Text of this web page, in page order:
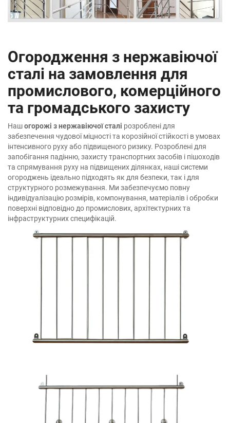
Огородження з нержавіючої
сталі на замовлення для
промислового, комерційного
та громадського захисту
Нашогорожі з нержавіючої сталі розроблені для
забезпечення чудової міцності та корозійної стійкості в умовах
інтенсивного руху або підвищеного ризику. Розроблені для
запобігання падінню, захисту транспортних засобів і пішоходів
та спрямування руху на підвищених ділянках, наші системи
огороджень ідеально підходять як для безпеки, так і для
структурного розмежування. Ми забезпечуємо повну
індивідуалізацію розмірів, компонування, матеріалів і обробки
поверхні відповідно до промислових, архітектурних та
інфраструктурних специфікацій.